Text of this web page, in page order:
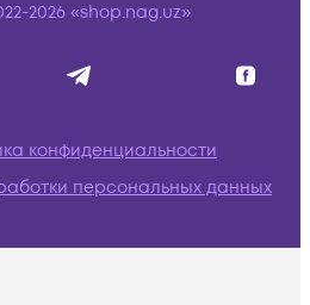
2026 «shop.nag.uz»
конфиденциальности
персональных данных